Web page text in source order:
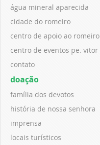
água mineral aparecida
cidade do romeiro
centro de apoio ao romeiro
centro de eventos pe. vitor
contato
doação
família dos devotos
história de nossa senhora
imprensa
locais turísticos